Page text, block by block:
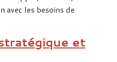
avec les besoins de
et